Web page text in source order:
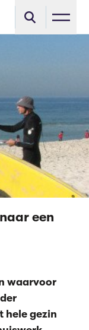
een
waarvoor
hele gezin